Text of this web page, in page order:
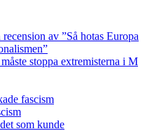
av ”Så hotas Europa
stoppa extremisterna i M
fascism
som kunde